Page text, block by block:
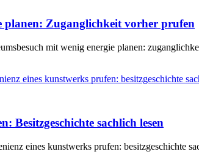
planen: Zuganglichkeit vorher prufen
mit wenig energie planen:
Besitzgeschichte sachlich lesen
eines kunstwerks prufen: besitzgeschichte